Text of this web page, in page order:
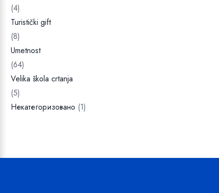
(4)
Turistički gift
(8)
Umetnost
(64)
Velika škola crtanja
(5)
Некатегоризовано (1)